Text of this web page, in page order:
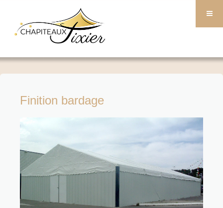
Finition bardage